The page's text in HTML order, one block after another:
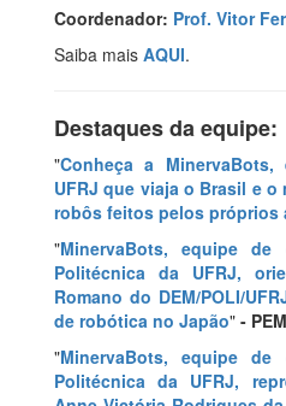
Coordenador: Prof. Vitor
Saiba mais AQUI.
Destaques da equipe:
"Conheça a
UFRJ que viaja o Brasil e
robôs feitos pelos próprios
"MinervaBots, equipe
Politécnica da UFRJ,
Romano do DEM/POLI/
de robótica no Japão" - PEM
"MinervaBots, equipe
Politécnica da UFRJ,